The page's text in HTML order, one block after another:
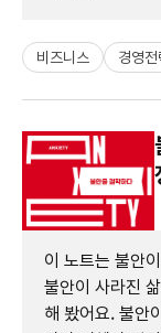
비즈니스 경영전
이 노트는 불안
불안이 사라진
해 봤어요. 불안